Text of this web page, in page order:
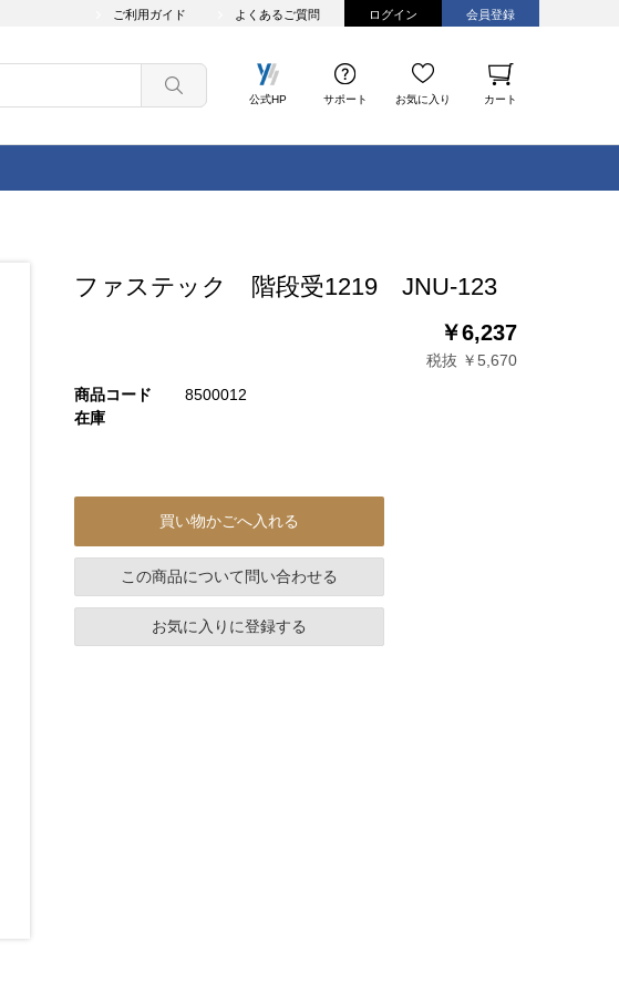
ご利用ガイド よくあるご質問 ログイン 会員登録
公式HP サポート お気に入り カート
ファステック 階段受1219 JNU-123
￥6,237
税抜 ￥5,670
商品コード
8500012
在庫
買い物かごへ入れる
この商品について問い合わせる
お気に入りに登録する